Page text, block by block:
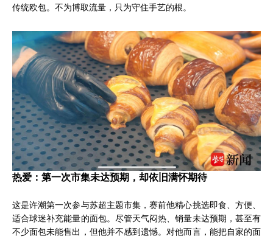
传统欧包。不为博取流量，只为守住手艺的根。
热爱：第一次市集未达预期，却依旧满怀期待
这是许潮第一次参与苏超主题市集，赛前他精心挑选即食、方便、
适合球迷补充能量的面包。尽管天气闷热、销量未达预期，甚至有
不少面包未能售出，但他并不感到遗憾。对他而言，能把自家的面